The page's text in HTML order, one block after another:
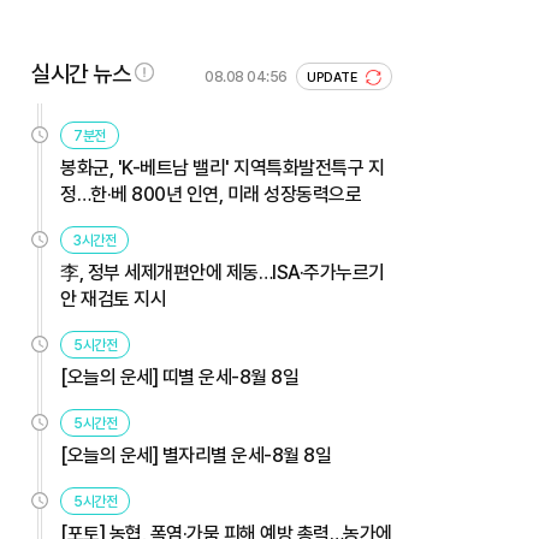
실시간 뉴스 08.08 04:56 UPDATE
7분전
봉화군, 'K-베트남 밸리' 지역특화발전특구 지
정…한·베 800년 인연, 미래 성장동력으로
3시간전
李, 정부 세제개편안에 제동…ISA·주가누르기
안 재검토 지시
5시간전
[오늘의 운세] 띠별 운세-8월 8일
5시간전
[오늘의 운세] 별자리별 운세-8월 8일
5시간전
[포토] 농협, 폭염·가뭄 피해 예방 총력…농가에